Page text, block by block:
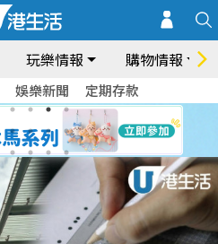
玩樂情報 購物情報
娛樂新聞 定期存款